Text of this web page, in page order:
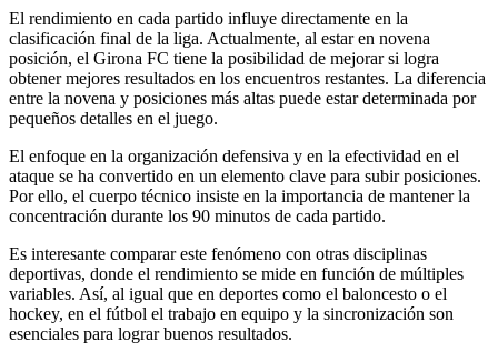
El rendimiento en cada partido influye directamente en la
clasificación final de la liga. Actualmente, al estar en novena
posición, el Girona FC tiene la posibilidad de mejorar si logra
obtener mejores resultados en los encuentros restantes. La diferencia
entre la novena y posiciones más altas puede estar determinada por
pequeños detalles en el juego.
El enfoque en la organización defensiva y en la efectividad en el
ataque se ha convertido en un elemento clave para subir posiciones.
Por ello, el cuerpo técnico insiste en la importancia de mantener la
concentración durante los 90 minutos de cada partido.
Es interesante comparar este fenómeno con otras disciplinas
deportivas, donde el rendimiento se mide en función de múltiples
variables. Así, al igual que en deportes como el baloncesto o el
hockey, en el fútbol el trabajo en equipo y la sincronización son
esenciales para lograr buenos resultados.